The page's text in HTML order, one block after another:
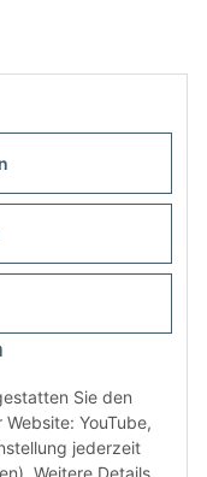
Sie den
YouTube,
jederzeit
Weitere Details